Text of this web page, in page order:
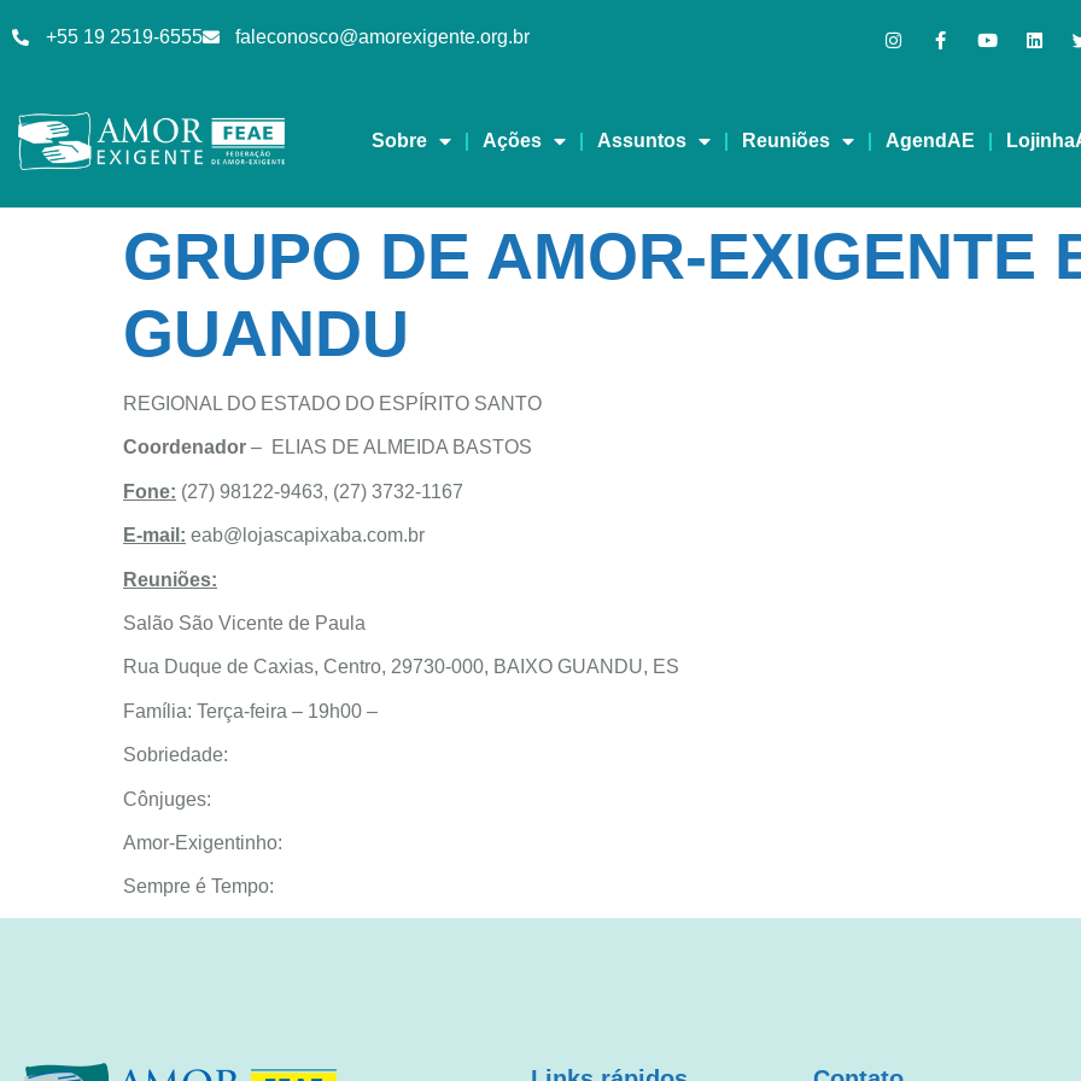
+55 19 2519-6555 faleconosco@amorexigente.org.br
Sobre Ações Assuntos Reuniões AgendAE
GRUPO DE AMOR-EXIGENTE
GUANDU
REGIONAL DO ESTADO DO ESPÍRITO SANTO
Coordenador – ELIAS DE ALMEIDA BASTOS
Fone: (27) 98122-9463, (27) 3732-1167
E-mail: eab@lojascapixaba.com.br
Reuniões:
Salão São Vicente de Paula
Rua Duque de Caxias, Centro, 29730-000, BAIXO GUANDU, ES
Família: Terça-feira – 19h00 –
Sobriedade:
Cônjuges:
Amor-Exigentinho:
Sempre é Tempo: